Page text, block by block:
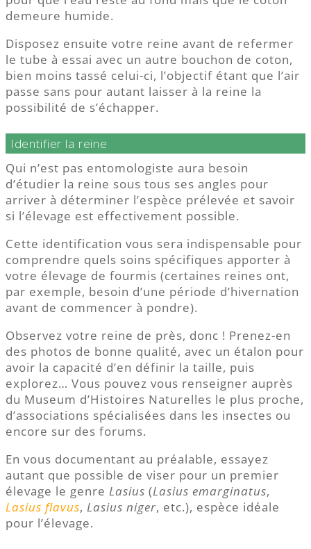
demeure humide.
Disposez ensuite votre reine avant de refermer
le tube à essai avec un autre bouchon de coton,
bien moins tassé celui-ci, l’objectif étant que l’air
passe sans pour autant laisser à la reine la
possibilité de s’échapper.
Identifier la reine
Qui n’est pas entomologiste aura besoin
d’étudier la reine sous tous ses angles pour
arriver à déterminer l’espèce prélevée et savoir
si l’élevage est effectivement possible.
Cette identification vous sera indispensable pour
comprendre quels soins spécifiques apporter à
votre élevage de fourmis (certaines reines ont,
par exemple, besoin d’une période d’hivernation
avant de commencer à pondre).
Observez votre reine de près, donc ! Prenez-en
des photos de bonne qualité, avec un étalon pour
avoir la capacité d’en définir la taille, puis
explorez… Vous pouvez vous renseigner auprès
du Museum d’Histoires Naturelles le plus proche,
d’associations spécialisées dans les insectes ou
encore sur des forums.
En vous documentant au préalable, essayez
autant que possible de viser pour un premier
élevage le genre Lasius (Lasius emarginatus,
Lasius flavus, Lasius niger, etc.), espèce idéale
pour l’élevage.